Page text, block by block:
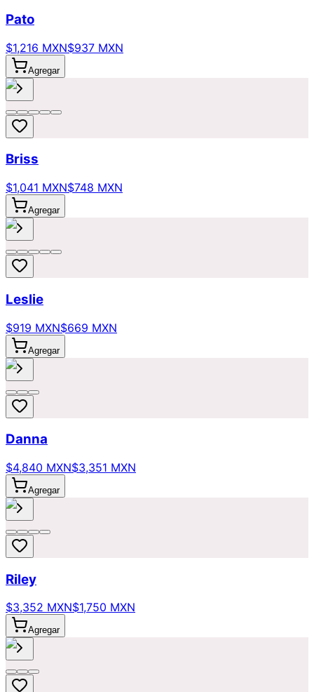
Pato
$1,216 MXN$937 MXN
Agregar
Briss
$1,041 MXN$748 MXN
Agregar
Leslie
$919 MXN$669 MXN
Agregar
Danna
$4,840 MXN$3,351 MXN
Agregar
Riley
$3,352 MXN$1,750 MXN
Agregar